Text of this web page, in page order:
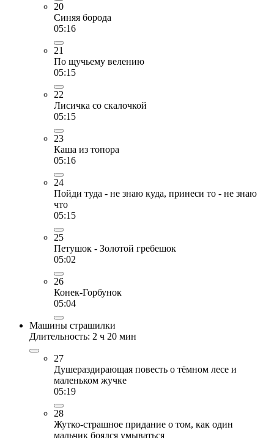
20
Синяя борода
05:16
21
По щучьему велению
05:15
22
Лисичка со скалочкой
05:15
23
Каша из топора
05:16
24
Пойди туда - не знаю куда, принеси то - не знаю
что
05:15
25
Петушок - Золотой гребешок
05:02
26
Конек-Горбунок
05:04
Машины страшилки
Длительность: 2 ч 20 мин
27
Душераздирающая повесть о тёмном лесе и
маленьком жучке
05:19
28
Жутко-страшное придание о том, как один
мальчик боялся умываться